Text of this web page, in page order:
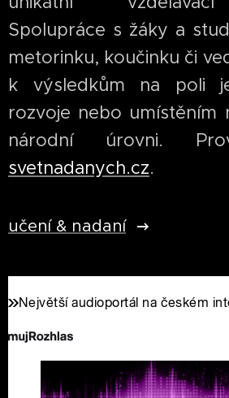
Spolupráce s žáky a
metorinku, koučinku či
k výsledkům na poli
rozvoje nebo umístěním
národní úrovni.
svetnadanych.cz.
učení & nadaní